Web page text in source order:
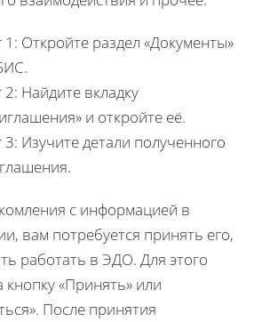
Откройте раздел «Документы»
Найдите вкладку
и откройте её.
Изучите детали полученного
с информацией в
вам потребуется принять его,
работать в ЭДО. Для этого
кнопку «Принять» или
После принятия